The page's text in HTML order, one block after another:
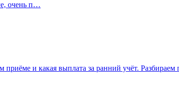
очень п…
приёме и какая выплата за ранний учёт. Разбираем